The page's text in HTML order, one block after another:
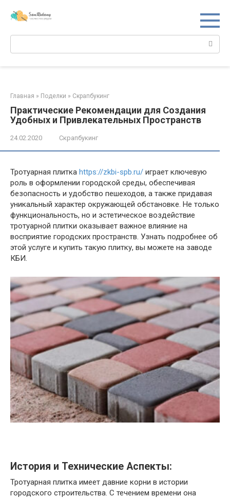
Главная » Поделки » Скрапбукинг
Практические Рекомендации для Создания
Удобных и Привлекательных Пространств
24.02.2020 Скрапбукинг
Тротуарная плитка https://zkbi-spb.ru/ играет ключевую
роль в оформлении городской среды, обеспечивая
безопасность и удобство пешеходов, а также придавая
уникальный характер окружающей обстановке. Не только
функциональность, но и эстетическое воздействие
тротуарной плитки оказывает важное влияние на
восприятие городских пространств. Узнать подробнее об
этой услуге и купить такую плитку, вы можете на заводе
КБИ.
История и Технические Аспекты:
Тротуарная плитка имеет давние корни в истории
городского строительства. С течением времени она